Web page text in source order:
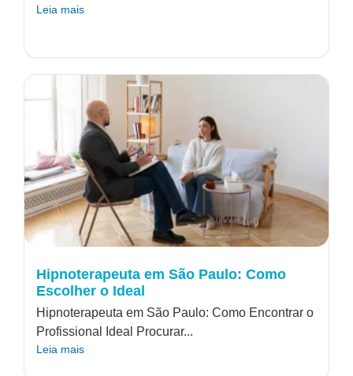
Leia mais
Hipnoterapeuta em São Paulo: Como
Escolher o Ideal
Hipnoterapeuta em São Paulo: Como Encontrar o
Profissional Ideal Procurar...
Leia mais